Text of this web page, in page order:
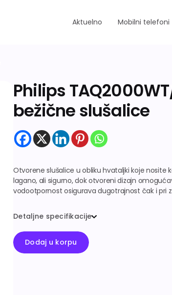
Aktuelno Mobilni telefoni
Philips
bežične slušalice
Otvorene slušalice u obliku hvataljki koje nosite
lagano, ali sigurno, dok otvoreni dizajn
vodootpornost osigurava dugotrajnost čak i pri
Detaljne specifikacije
Dodaj u korpu